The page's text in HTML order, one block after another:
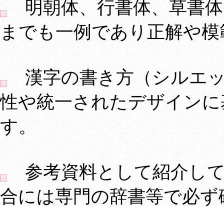
明朝体、行書体、草書
までも一例であり正解や
漢字の書き方（シルエ
性や統一されたデザイン
す。
参考資料として紹介し
合には専門の辞書等で必